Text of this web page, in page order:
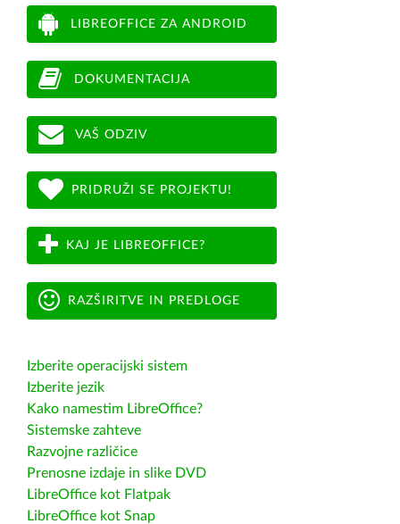
LIBREOFFICE ZA ANDROID
DOKUMENTACIJA
VAŠ ODZIV
PRIDRUŽI SE PROJEKTU!
KAJ JE LIBREOFFICE?
RAZŠIRITVE IN PREDLOGE
Izberite operacijski sistem
Izberite jezik
Kako namestim LibreOffice?
Sistemske zahteve
Razvojne različice
Prenosne izdaje in slike DVD
LibreOffice kot Flatpak
LibreOffice kot Snap